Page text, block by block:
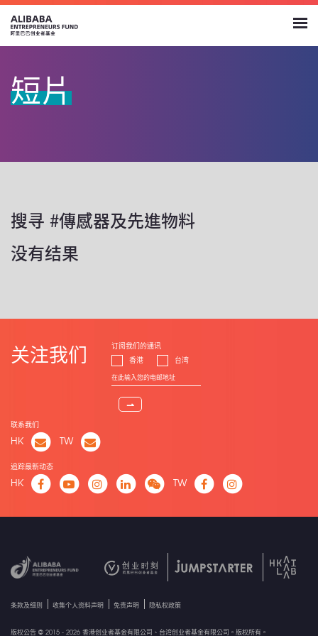
短片
搜寻 #傳感器及先進物料
没有结果
关注我们
订阅我们的通讯
香港
台湾
⇀
联系我们
HK TW
追踪最新动态
HK TW
条款及细则 收集个人资料声明 免责声明 隐私权政策
版权公告 © 2015 - 2026 香港创业者基金有限公司、台湾创业者基金有限公司。版权所有。